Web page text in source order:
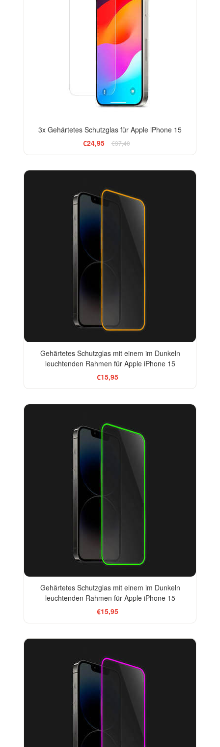
3x Gehärtetes Schutzglas für Apple iPhone 15
€24,95
€37,40
Gehärtetes Schutzglas mit einem im Dunkeln
leuchtenden Rahmen für Apple iPhone 15
€15,95
Gehärtetes Schutzglas mit einem im Dunkeln
leuchtenden Rahmen für Apple iPhone 15
€15,95